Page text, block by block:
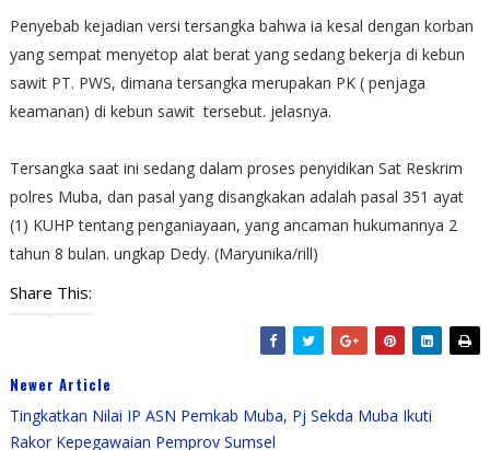
Penyebab kejadian versi tersangka bahwa ia kesal dengan korban
yang sempat menyetop alat berat yang sedang bekerja di kebun
sawit PT. PWS, dimana tersangka merupakan PK ( penjaga
keamanan) di kebun sawit tersebut. jelasnya.
Tersangka saat ini sedang dalam proses penyidikan Sat Reskrim
polres Muba, dan pasal yang disangkakan adalah pasal 351 ayat
(1) KUHP tentang penganiayaan, yang ancaman hukumannya 2
tahun 8 bulan. ungkap Dedy. (Maryunika/rill)
Share This:
Newer Article
Tingkatkan Nilai IP ASN Pemkab Muba, Pj Sekda Muba Ikuti
Rakor Kepegawaian Pemprov Sumsel